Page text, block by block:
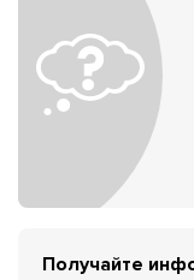
Получайте